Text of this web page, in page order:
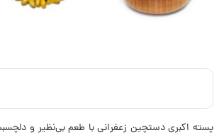
پسته اکبری دستچین زعفرانی با طعم بی‌نظیر و